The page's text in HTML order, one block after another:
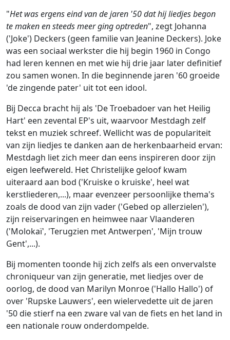
"Het was ergens eind van de jaren '50 dat hij liedjes begon
te maken en steeds meer ging optreden", zegt Johanna
('Joke') Deckers (geen familie van Jeanine Deckers). Joke
was een sociaal werkster die hij begin 1960 in Congo
had leren kennen en met wie hij drie jaar later definitief
zou samen wonen. In die beginnende jaren '60 groeide
'de zingende pater' uit tot een idool.
Bij Decca bracht hij als 'De Troebadoer van het Heilig
Hart' een zevental EP's uit, waarvoor Mestdagh zelf
tekst en muziek schreef. Wellicht was de populariteit
van zijn liedjes te danken aan de herkenbaarheid ervan:
Mestdagh liet zich meer dan eens inspireren door zijn
eigen leefwereld. Het Christelijke geloof kwam
uiteraard aan bod ('Kruiske o kruiske', heel wat
kerstliederen,...), maar evenzeer persoonlijke thema's
zoals de dood van zijn vader ('Gebed op allerzielen'),
zijn reiservaringen en heimwee naar Vlaanderen
('Molokaï', 'Terugzien met Antwerpen', 'Mijn trouw
Gent',...).
Bij momenten toonde hij zich zelfs als een onvervalste
chroniqueur van zijn generatie, met liedjes over de
oorlog, de dood van Marilyn Monroe ('Hallo Hallo') of
over 'Rupske Lauwers', een wielervedette uit de jaren
'50 die stierf na een zware val van de fiets en het land in
een nationale rouw onderdompelde.